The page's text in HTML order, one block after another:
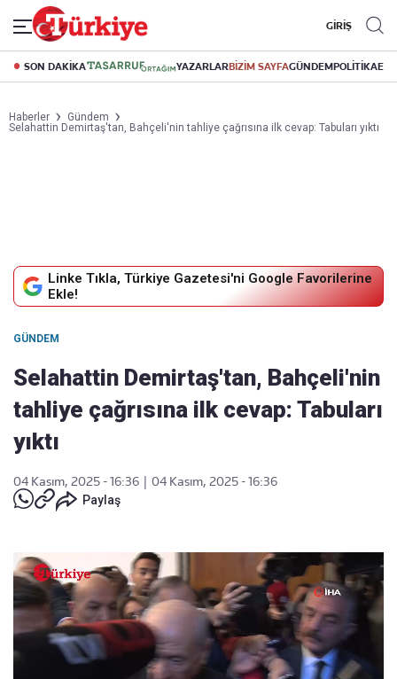
GİRİŞ
SON DAKİKA YAZARLARBİZİM SAYFAGÜNDEMPOLİTİKA
Haberler
Gündem
Selahattin Demirtaş'tan, Bahçeli'nin tahliye çağrısına ilk cevap: Tabuları yıktı
Linke Tıkla, Türkiye Gazetesi'ni Google Favorilerine
Ekle!
GÜNDEM
Selahattin Demirtaş'tan, Bahçeli'nin
tahliye çağrısına ilk cevap: Tabuları
yıktı
04 Kasım, 2025 - 16:36
04 Kasım, 2025 - 16:36
Paylaş